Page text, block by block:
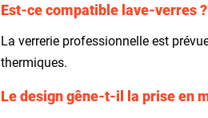
Est-ce compatible lave-verres ?
La verrerie professionnelle est
thermiques.
Le design gêne-t-il la prise en